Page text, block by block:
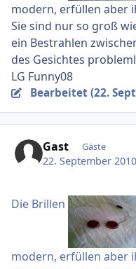
modern, erfüllen aber
Sie sind nur so groß
ein Bestrahlen
des Gesichtes
LG Funny08
Bearbeitet (22.
Gast Gäste
22. September 2010
Die Brillen
modern, erfüllen aber